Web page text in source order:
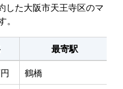
した大阪市天王寺区のマ
最寄駅
鶴橋